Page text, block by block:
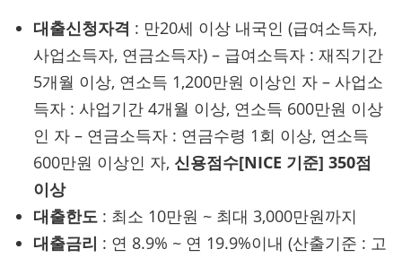
대출신청자격 : 만20세 이상 내국인 (급여소득자,
사업소득자, 연금소득자) – 급여소득자 : 재직기간
5개월 이상, 연소득 1,200만원 이상인 자 – 사업소
득자 : 사업기간 4개월 이상, 연소득 600만원 이상
인 자 – 연금소득자 : 연금수령 1회 이상, 연소득
600만원 이상인 자, 신용점수[NICE 기준] 350점
이상
대출한도: 최소 10만원 ~ 최대 3,000만원까지
대출금리 : 연 8.9% ~ 연 19.9%이내 (산출기준 : 고